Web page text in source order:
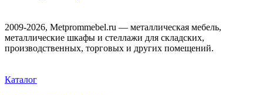
2009-2026, Metprommebel.ru — металлическая мебель,
металлические шкафы и стеллажи для складских,
производственных, торговых и других помещений.
Каталог